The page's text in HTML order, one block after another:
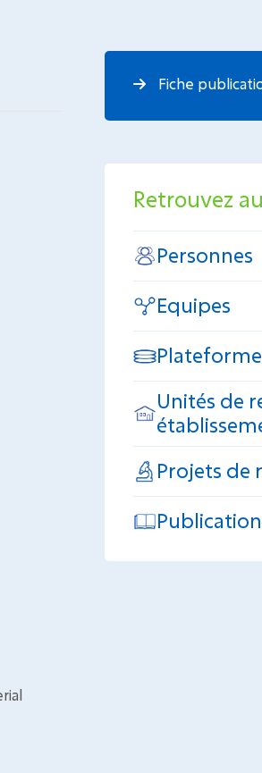
Fiche
Retrouvez
Personnes
Equipes
Unités de
Projets de